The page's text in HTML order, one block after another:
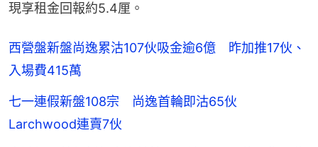
現享租金回報約5.4厘。
西營盤新盤尚逸累沽107伙吸金逾6億 昨加推17伙、
入場費415萬
七一連假新盤108宗 尚逸首輪即沽65伙
Larchwood連賣7伙